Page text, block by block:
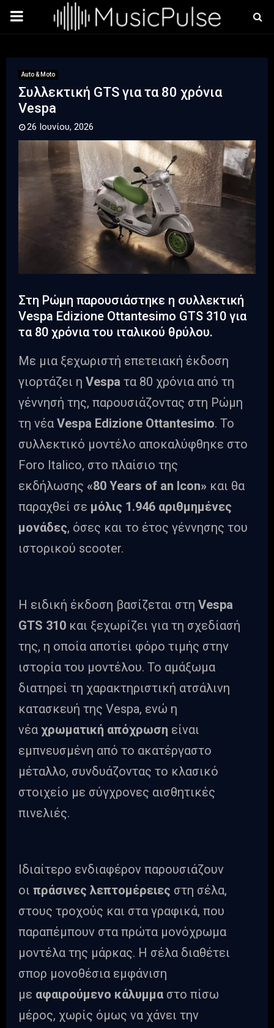
PRIMARY
Auto & Moto
Συλλεκτική GTS για τα 80 χρόνια
Vespa
26 Ιουνίου, 2026
Στη Ρώμη παρουσιάστηκε η συλλεκτική
Vespa Edizione Ottantesimo GTS 310 για
τα 80 χρόνια του ιταλικού θρύλου.
Με μια ξεχωριστή επετειακή έκδοση
γιορτάζει η Vespa τα 80 χρόνια από τη
γέννησή της, παρουσιάζοντας στη Ρώμη
τη νέα Vespa Edizione Ottantesimo. Το
συλλεκτικό μοντέλο αποκαλύφθηκε στο
Foro Italico, στο πλαίσιο της
εκδήλωσης «80 Years of an Icon» και θα
παραχθεί σε μόλις 1.946 αριθμημένες
μονάδες, όσες και το έτος γέννησης του
ιστορικού scooter.
Η ειδική έκδοση βασίζεται στη Vespa
GTS 310 και ξεχωρίζει για τη σχεδίασή
της, η οποία αποτίει φόρο τιμής στην
ιστορία του μοντέλου. Το αμάξωμα
διατηρεί τη χαρακτηριστική ατσάλινη
κατασκευή της Vespa, ενώ η
νέα χρωματική απόχρωση είναι
εμπνευσμένη από το ακατέργαστο
μέταλλο, συνδυάζοντας το κλασικό
στοιχείο με σύγχρονες αισθητικές
πινελιές.
Ιδιαίτερο ενδιαφέρον παρουσιάζουν
οι πράσινες λεπτομέρειες στη σέλα,
στους τροχούς και στα γραφικά, που
παραπέμπουν στα πρώτα μονόχρωμα
μοντέλα της μάρκας. Η σέλα διαθέτει
σπορ μονοθέσια εμφάνιση
με αφαιρούμενο κάλυμμα στο πίσω
μέρος, χωρίς όμως να χάνει την